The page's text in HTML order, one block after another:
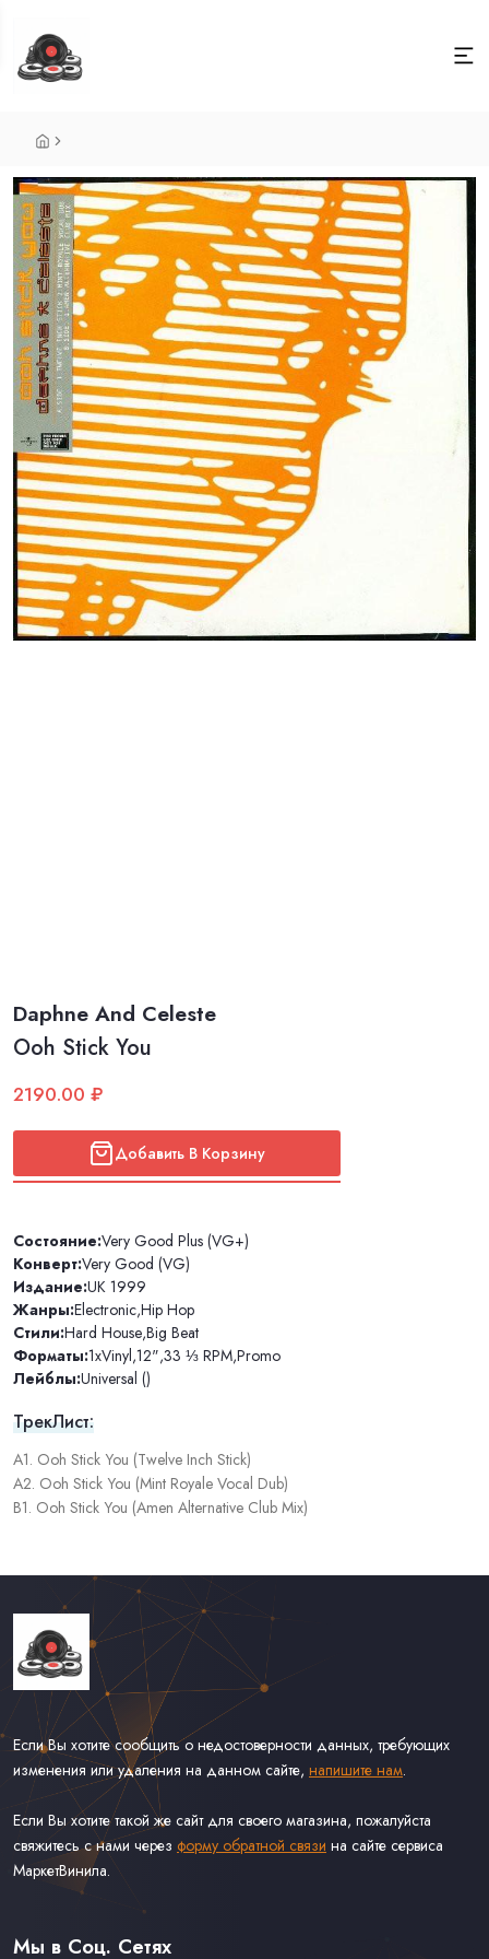
Daphne And Celeste
Ooh Stick You
2190.00 ₽
Добавить В Корзину
Состояние:Very Good Plus (VG+)
Конверт:Very Good (VG)
Издание:UK 1999
Жанры:Electronic,Hip Hop
Стили:Hard House,Big Beat
Форматы:1xVinyl,12",33 ⅓ RPM,Promo
Лейблы:Universal ()
ТрекЛист:
A1. Ooh Stick You (Twelve Inch Stick)
A2. Ooh Stick You (Mint Royale Vocal Dub)
B1. Ooh Stick You (Amen Alternative Club Mix)
Если Вы хотите сообщить о недостоверности данных, требующих
изменения или удаления на данном сайте, напишите нам.
Если Вы хотите такой же сайт для своего магазина, пожалуйста
свяжитесь с нами через форму обратной связи на сайте сервиса
МаркетВинила.
Каталог Винила, CD и Кассет
Доставка и Оплата
Мы в Соц. Сетях